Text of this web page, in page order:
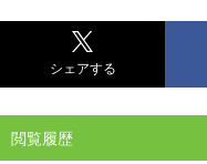
シェアする
閲覧履歴